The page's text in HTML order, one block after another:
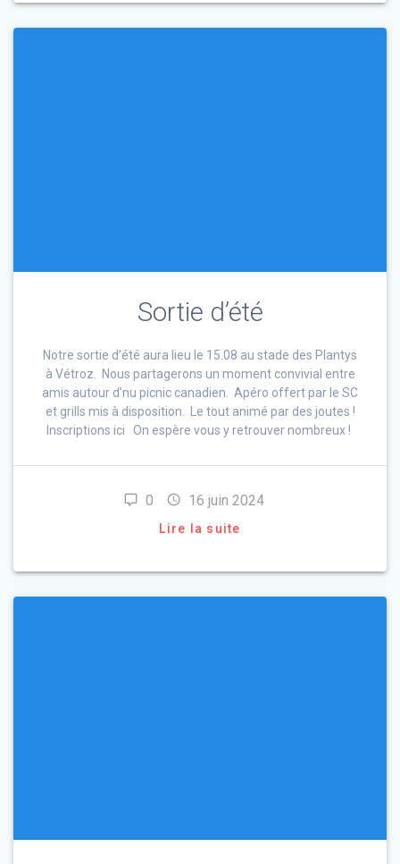
Sortie d’été
Notre sortie d’été aura lieu le 15.08 au stade des Plantys
à Vétroz. Nous partagerons un moment convivial entre
amis autour d’nu picnic canadien. Apéro offert par le SC
et grills mis à disposition. Le tout animé par des joutes !
Inscriptions ici On espère vous y retrouver nombreux !
0 16 juin 2024
Lire la suite